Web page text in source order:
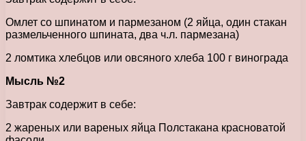
Омлет со шпинатом и пармезаном (2 яйца, один стакан
размельченного шпината, два ч.л. пармезана)
2 ломтика хлебцов или овсяного хлеба 100 г винограда
Мысль №2
Завтрак содержит в себе:
2 жареных или вареных яйца Полстакана красноватой